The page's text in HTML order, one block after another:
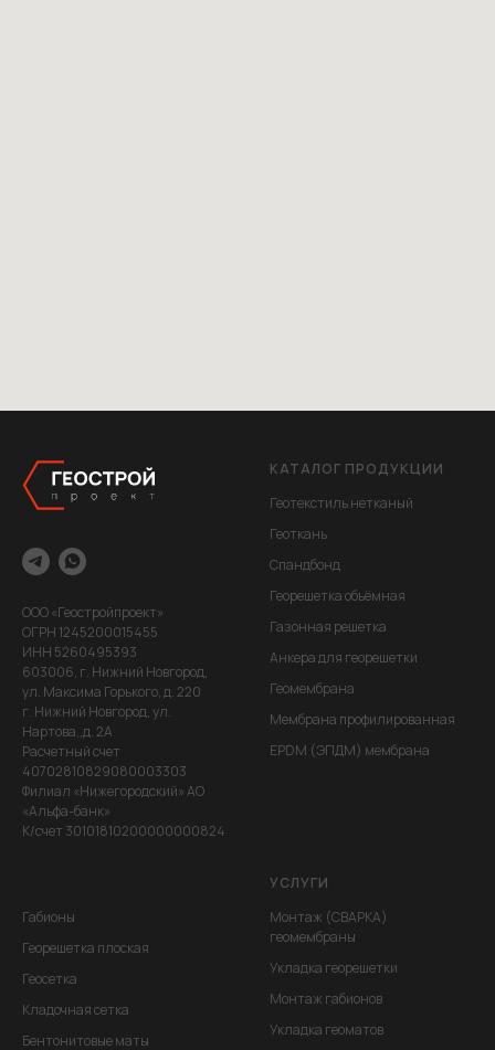
ООО «Геостройпроект»
ОГРН 1245200015455
ИНН 5260495393
603006, г. Нижний Новгород,
ул. Максима Горького, д. 220
г. Нижний Новгород, ул.
Нартова,,д. 2А
Расчетный счет
40702810829080003303
Филиал «Нижегородский» АО
«Альфа-банк»
К/счет 30101810200000000824
КАТАЛОГ ПРОДУКЦИИ
Геотекстиль нетканый
Геоткань
Спандбонд
Георешетка объёмная
Газонная решетка
Анкера для георешетки
Геомембрана
Мембрана профилированная
EPDM (ЭПДМ) мембрана
Габионы
Георешетка плоская
Геосетка
Кладочная сетка
Бентонитовые маты
УСЛУГИ
Монтаж (СВАРКА)
геомембраны
Укладка георешетки
Монтаж габионов
Укладка геоматов